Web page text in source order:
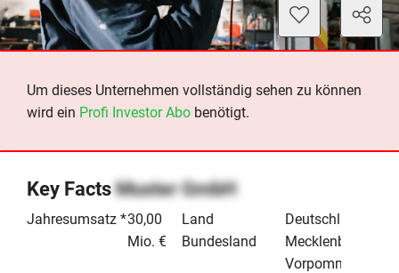
Um dieses Unternehmen vollständig sehen zu können
wird ein Profi Investor Abo benötigt.
Key FactsMuster GmbH
Jahresumsatz *30,00
Mio. €
Land
Deutschland
Bundesland
Mecklenburg-
Vorpommern